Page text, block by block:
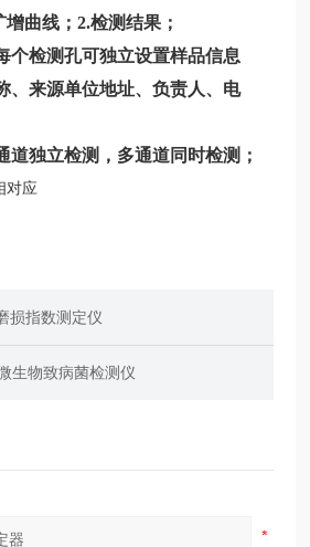
曲线；2.检测结果；
个检测孔可独立设置样品信息
、来源单位地址、负责人、电
道独立检测，多通道同时检测；
对应
损指数测定仪
生物致病菌检测仪